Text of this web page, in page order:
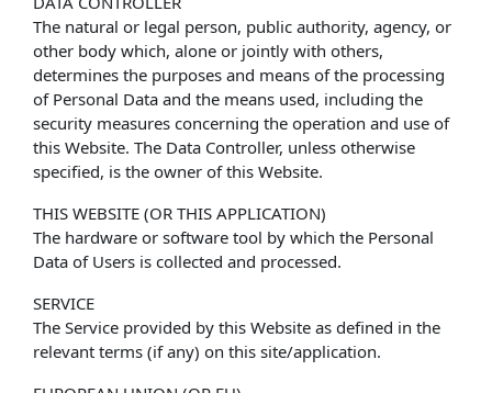
The natural or legal person, public authority, agency, or
other body which, alone or jointly with others,
determines the purposes and means of the processing
of Personal Data and the means used, including the
security measures concerning the operation and use of
this Website. The Data Controller, unless otherwise
specified, is the owner of this Website.
THIS WEBSITE (OR THIS APPLICATION)
The hardware or software tool by which the Personal
Data of Users is collected and processed.
SERVICE
The Service provided by this Website as defined in the
relevant terms (if any) on this site/application.